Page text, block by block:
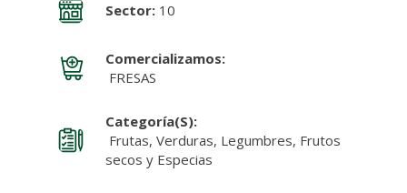
Sector:10
Comercializamos:
FRESAS
Categoría(s):
Frutas, Verduras, Legumbres, Frutos
secos y Especias